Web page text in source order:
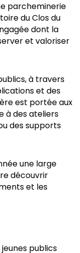
parcheminerie
du Clos du
dont la
et valoriser
à travers
et des
est portée aux
à des ateliers
des supports
une large
découvrir
et les
publics